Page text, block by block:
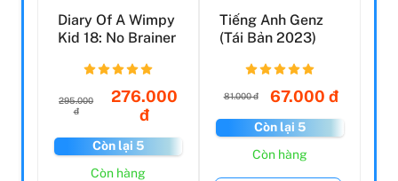
Diary Of A Wimpy
Kid 18: No Brainer
295.000
đ
276.000
đ
Còn lại 5
Còn hàng
Tiếng Anh Genz
(Tái Bản 2023)
81.000 đ 67.000 đ
Còn lại 5
Còn hàng